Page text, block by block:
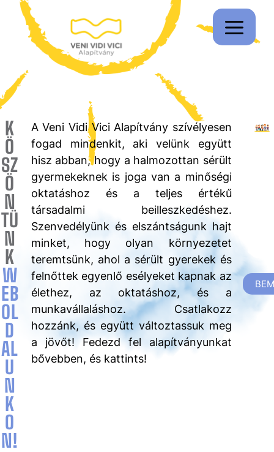
K
Ö
SZ
Ö
N
TÜ
N
K
W
EB
OL
D
AL
U
N
K
O
N!
A Veni Vidi Vici Alapítvány szívélyesen
fogad mindenkit, aki velünk együtt
hisz abban, hogy a halmozottan sérült
gyermekeknek is joga van a minőségi
oktatáshoz és a teljes értékű
társadalmi beilleszkedéshez.
Szenvedélyünk és elszántságunk hajt
minket, hogy olyan környezetet
teremtsünk, ahol a sérült gyerekek és
felnőttek egyenlő esélyeket kapnak az
élethez, az oktatáshoz, és a
munkavállaláshoz. Csatlakozz
hozzánk, és együtt változtassuk meg
a jövőt! Fedezd fel alapítványunkat
bővebben, és kattints!